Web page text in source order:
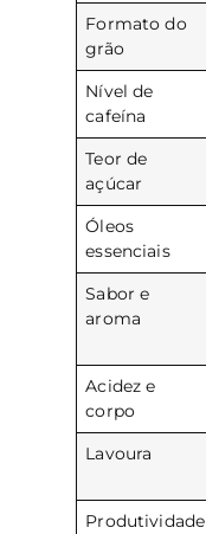
Formato do
grão
Nível de
cafeína
Teor de
açúcar
Óleos
essenciais
Sabor e
aroma
Acidez e
corpo
Lavoura
Produtividade